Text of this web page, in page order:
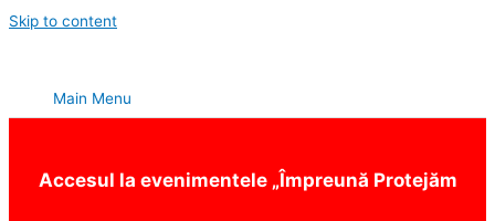
Skip to content
Main Menu
Accesul la evenimentele „Împreună Protejăm